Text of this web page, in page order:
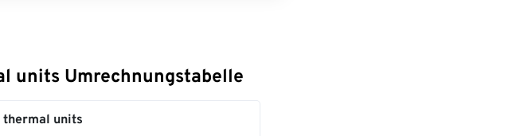
units Umrechnungstabelle
units